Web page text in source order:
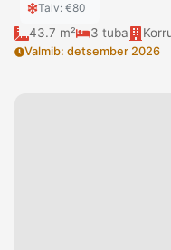
Talv: €80
43.7 m² 3 tuba
Valmib: detsember 2026